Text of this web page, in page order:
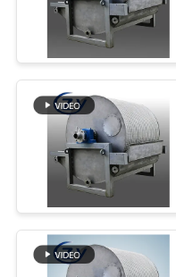
PRIVACY
POLICY